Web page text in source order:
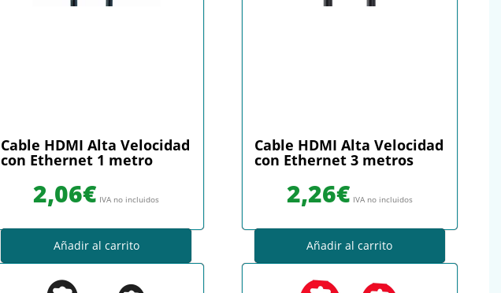
Cable HDMI Alta Velocidad
con Ethernet 1 metro
2,06€ IVA no incluidos
Añadir al carrito
Cable HDMI Alta Velocidad
con Ethernet 3 metros
2,26€ IVA no incluidos
Añadir al carrito